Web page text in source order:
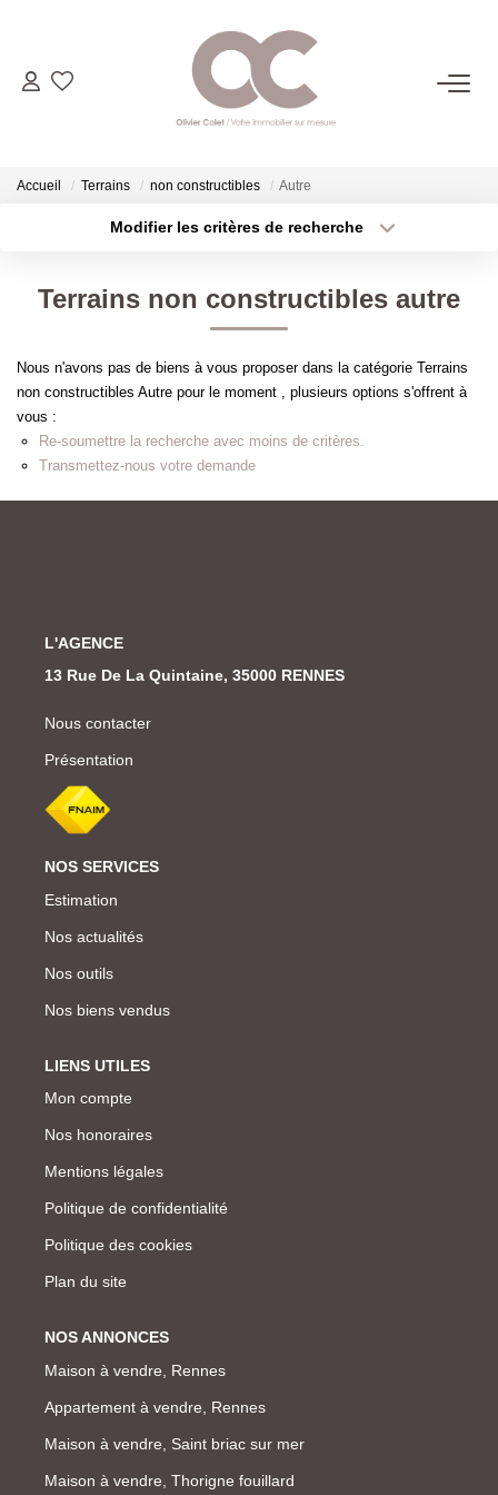
06.14.98.69.34
ACHETER
ESTIMER
L'AGENCE
CONTACT
Accueil Terrains non constructibles Autre
Modifier les critères de recherche
Type de bien
Budget max Plus de critères
Terrains non constructibles autre
Nous n'avons pas de biens à vous proposer dans la catégorie Terrains
non constructibles Autre pour le moment , plusieurs options s'offrent à
vous :
Re-soumettre la recherche avec moins de critères.
Transmettez-nous votre demande
L'AGENCE
13 Rue De La Quintaine, 35000 RENNES
Nous contacter
Présentation
NOS SERVICES
Estimation
Nos actualités
Nos outils
Nos biens vendus
LIENS UTILES
Mon compte
Nos honoraires
Mentions légales
Politique de confidentialité
Politique des cookies
Plan du site
NOS ANNONCES
Maison à vendre, Rennes
Appartement à vendre, Rennes
Maison à vendre, Saint briac sur mer
Maison à vendre, Thorigne fouillard